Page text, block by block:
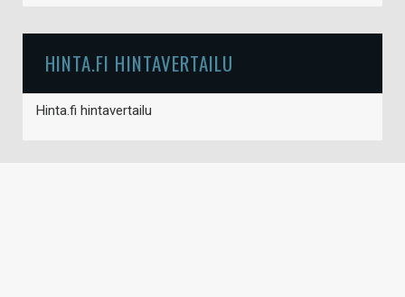
HINTA.FI HINTAVERTAILU
Hinta.fi hintavertailu